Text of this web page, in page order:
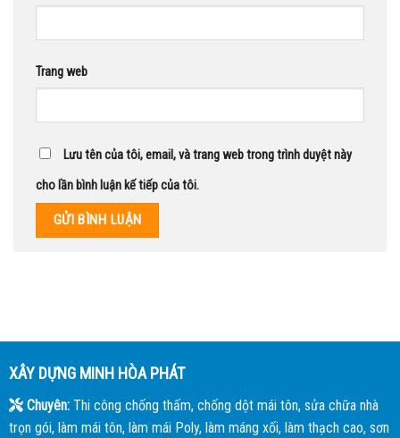
Trang web
Lưu tên của tôi, email, và trang web trong trình duyệt này
cho lần bình luận kế tiếp của tôi.
XÂY DỰNG MINH HÒA PHÁT
Chuyên:Thi công chống thấm, chống dột mái tôn, sửa chữa nhà
trọn gói, làm mái tôn, làm mái Poly, làm máng xối, làm thạch cao, sơn